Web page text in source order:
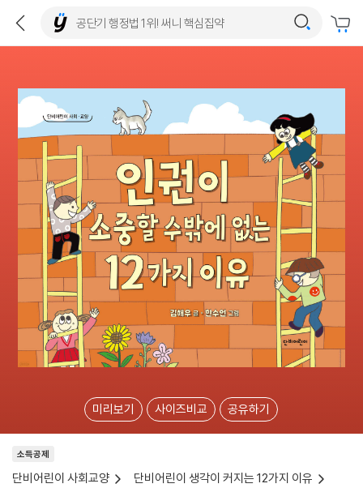
미리보기 사이즈비교 공유하기
소득공제
단비어린이 사회교양 단비어린이 생각이 커지는 12가지 이유